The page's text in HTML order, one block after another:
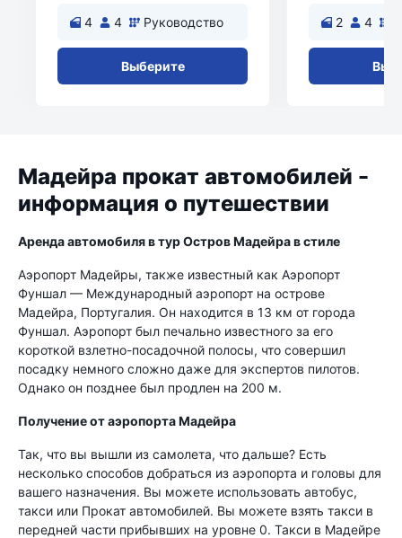
4 4 Руководство
Выберите
2 4
Мадейра прокат автомобилей -
информация о путешествии
Аренда автомобиля в тур Остров Мадейра в стиле
Аэропорт Мадейры, также известный как Аэропорт
Фуншал — Международный аэропорт на острове
Мадейра, Португалия. Он находится в 13 км от города
Фуншал. Аэропорт был печально известного за его
короткой взлетно-посадочной полосы, что совершил
посадку немного сложно даже для экспертов пилотов.
Однако он позднее был продлен на 200 м.
Получение от аэропорта Мадейра
Так, что вы вышли из самолета, что дальше? Есть
несколько способов добраться из аэропорта и головы для
вашего назначения. Вы можете использовать автобус,
такси или Прокат автомобилей. Вы можете взять такси в
передней части прибывших на уровне 0. Такси в Мадейре